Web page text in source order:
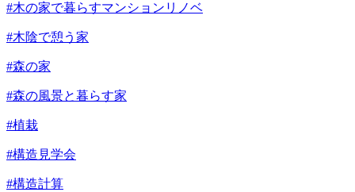
#木の家で暮らすマンションリノベ
#木陰で憩う家
#森の家
#森の風景と暮らす家
#植栽
#構造見学会
#構造計算